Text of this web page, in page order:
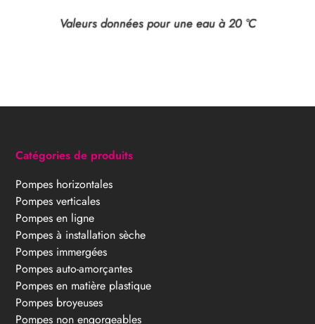
Valeurs données pour une eau à 20 °C
Catégories de produits
Pompes horizontales
Pompes verticales
Pompes en ligne
Pompes à installation sèche
Pompes immergées
Pompes auto-amorçantes
Pompes en matière plastique
Pompes broyeuses
Pompes non engorgeables